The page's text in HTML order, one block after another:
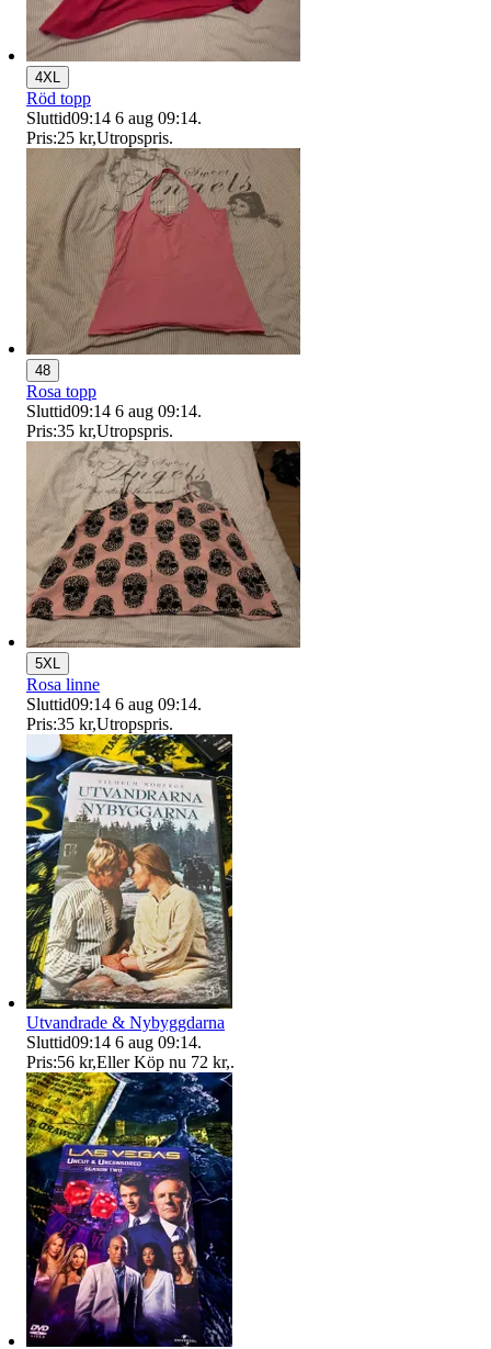
4XL
Röd topp
Sluttid09:14 6 aug 09:14.
Pris:25 kr,Utropspris.
48
Rosa topp
Sluttid09:14 6 aug 09:14.
Pris:35 kr,Utropspris.
5XL
Rosa linne
Sluttid09:14 6 aug 09:14.
Pris:35 kr,Utropspris.
Utvandrade & Nybyggdarna
Sluttid09:14 6 aug 09:14.
Pris:56 kr,Eller Köp nu 72 kr,.